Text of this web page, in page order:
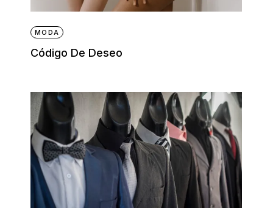
MODA
Código De Deseo